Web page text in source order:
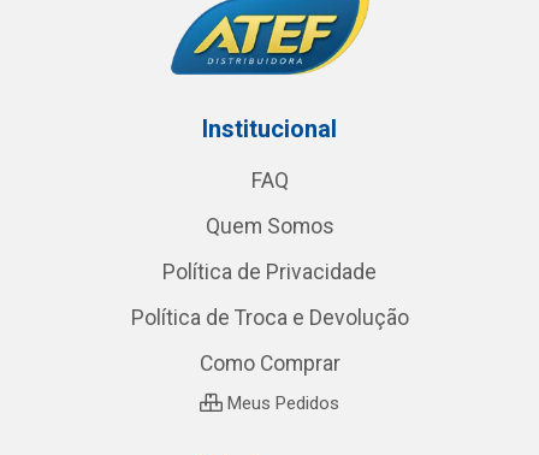
Institucional
FAQ
Quem Somos
Política de Privacidade
Política de Troca e Devolução
Como Comprar
Meus Pedidos